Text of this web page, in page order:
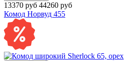
13370 руб 44260 руб
Комод Норвуд 455